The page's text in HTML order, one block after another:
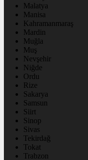
Malatya
Manisa
Kahramanmaraş
Mardin
Muğla
Muş
Nevşehir
Niğde
Ordu
Rize
Sakarya
Samsun
Siirt
Sinop
Sivas
Tekirdağ
Tokat
Trabzon